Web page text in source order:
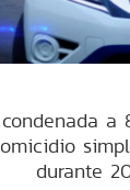
a
durante